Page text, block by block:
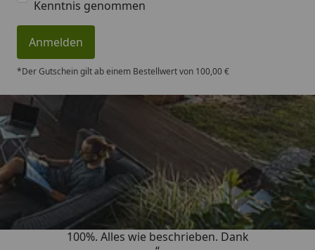
Kenntnis genommen
Anmelden
*Der Gutschein gilt ab einem Bestellwert von 100,00 €
Trusted Shops
4,83/ 5
„Super schnell gelifert. Ware passt
100%. Alles wie beschrieben. Dank